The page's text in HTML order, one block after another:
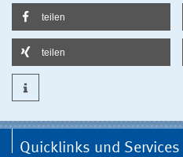
teilen
teilen
Quicklinks und Services